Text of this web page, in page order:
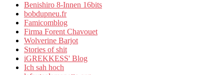
Benishiro 8-Innen 16bits
bobdupneu.fr
Famicomblog
Firma Forent Chavouet
Wolverine Barjot
Stories of shit
iGREKKESS' Blog
Ich sah hoch